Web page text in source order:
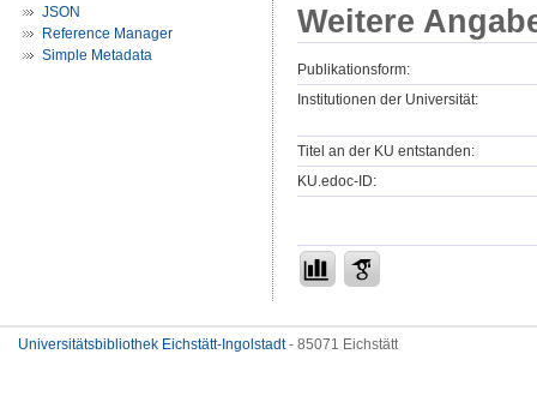
JSON
Reference Manager
Simple Metadata
Weitere
Publikationsform:
Institutionen der Universität:
Titel an der KU entstanden:
KU.edoc-ID:
Universitätsbibliothek Eichstätt-Ingolstadt- 85071 Eichstätt